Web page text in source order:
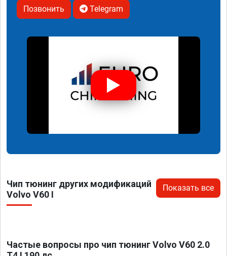
Позвонить Telegram
Чип тюнинг других модификаций
Volvo V60 I
Показать все
Частые вопросы про чип тюнинг Volvo V60 2.0